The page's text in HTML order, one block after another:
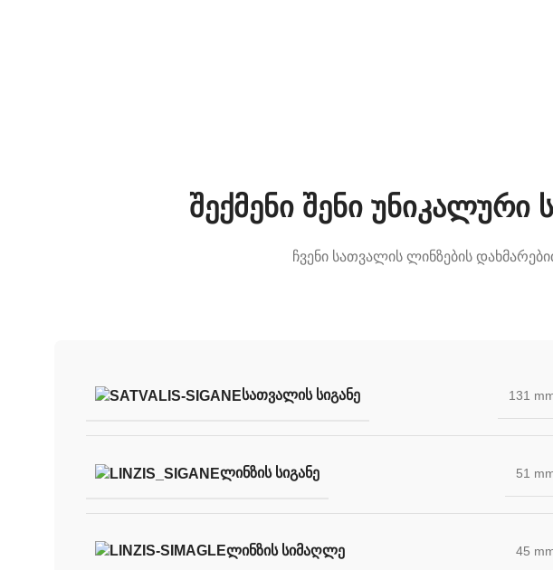
შექმენი შენი უნიკალური
ჩვენი სათვალის ლინზების
ᲡᲐᲗᲕᲐᲚᲘᲡ ᲡᲘᲒᲐᲜᲔ 131
ᲚᲘᲜᲖᲘᲡ ᲡᲘᲒᲐᲜᲔ 51
ᲚᲘᲜᲖᲘᲡ ᲡᲘᲛᲐᲦᲚᲔ 45